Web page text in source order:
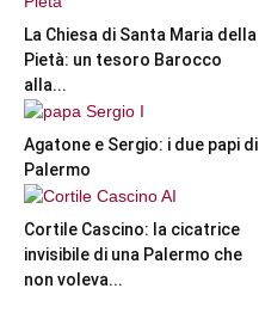
La Chiesa di Santa Maria della
Pietà: un tesoro Barocco
alla...
Agatone e Sergio: i due papi di
Palermo
Cortile Cascino: la cicatrice
invisibile di una Palermo che
non voleva...